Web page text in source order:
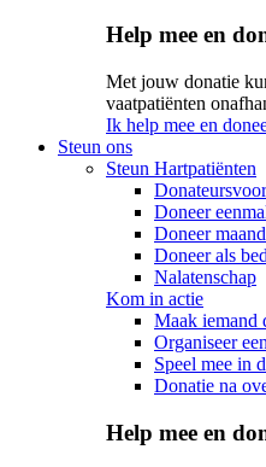
Help mee en
Met jouw donatie
vaatpatiënten
Ik help mee en
Steun ons
Steun Hartpatiënten
Doneer
Doneer
Doneer als
Nalatenschap
Kom in actie
Maak iemand
Organiseer
Speel mee in
Donatie na
Help mee en